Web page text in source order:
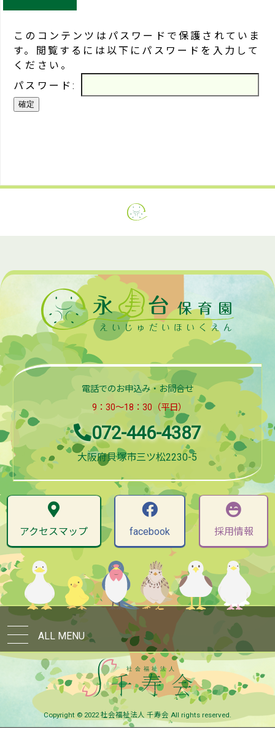
このコンテンツはパスワードで保護されていま
す。閲覧するには以下にパスワードを入力して
ください。
パスワード:
電話でのお申込み・お問合せ
9：30～18：30（平日）
072-446-4387
大阪府貝塚市三ツ松2230-5
アクセスマップ facebook 採用情報
ALL MENU
Copyright © 2022 社会福祉法人 千寿会 All rights reserved.